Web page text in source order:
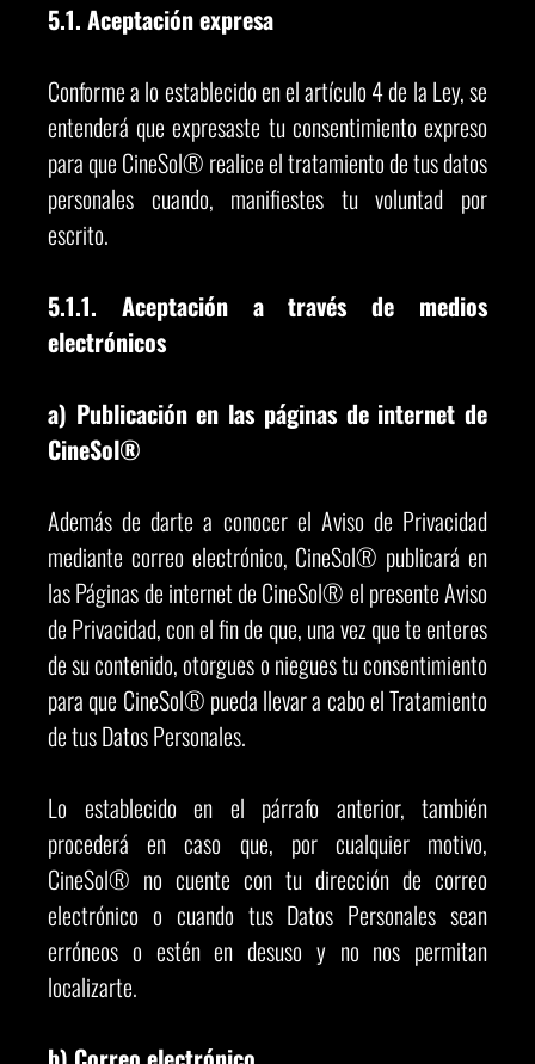
5.1. Aceptación expresa
Conforme a lo establecido en el artículo 4 de la Ley, se
entenderá que expresaste tu consentimiento expreso
para que CineSol® realice el tratamiento de tus datos
personales cuando, manifiestes tu voluntad por
escrito.
5.1.1. Aceptación a través de medios
electrónicos
a) Publicación en las páginas de internet de
CineSol®
Además de darte a conocer el Aviso de Privacidad
mediante correo electrónico, CineSol® publicará en
las Páginas de internet de CineSol® el presente Aviso
de Privacidad, con el fin de que, una vez que te enteres
de su contenido, otorgues o niegues tu consentimiento
para que CineSol® pueda llevar a cabo el Tratamiento
de tus Datos Personales.
Lo establecido en el párrafo anterior, también
procederá en caso que, por cualquier motivo,
CineSol® no cuente con tu dirección de correo
electrónico o cuando tus Datos Personales sean
erróneos o estén en desuso y no nos permitan
localizarte.